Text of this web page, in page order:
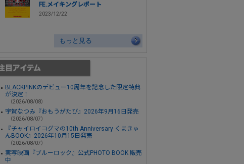
FE.メイキングレポート
2023/12/22
もっと見る
BLACKPINKのデビュー10周年を記念した限定特典
が決定！
（2026/08/08）
宇賀なつみ『おもうがたび』2026年9月16日発売
（2026/08/07）
『チャイロイコグマの10th Anniversary くまきゅ
んBOOK』2026年10月15日発売
（2026/08/07）
実写映画『ブルーロック』公式PHOTO BOOK 販売
中